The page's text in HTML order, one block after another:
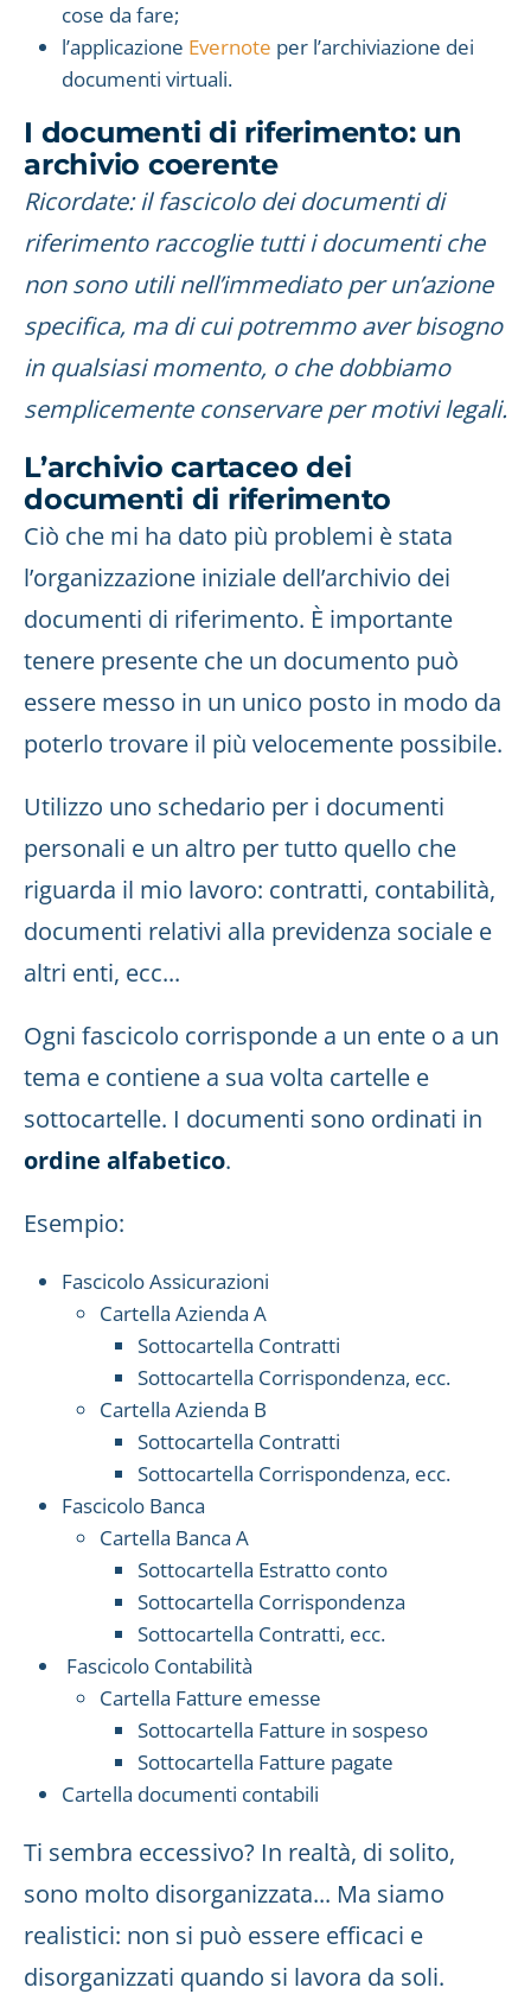
cose da fare;
l’applicazione Evernote per l’archiviazione dei
documenti virtuali.
I documenti di riferimento: un
archivio coerente
Ricordate: il fascicolo dei documenti di
riferimento raccoglie tutti i documenti che
non sono utili nell’immediato per un’azione
specifica, ma di cui potremmo aver bisogno
in qualsiasi momento, o che dobbiamo
semplicemente conservare per motivi legali.
L’archivio cartaceo dei
documenti di riferimento
Ciò che mi ha dato più problemi è stata
l’organizzazione iniziale dell’archivio dei
documenti di riferimento. È importante
tenere presente che un documento può
essere messo in un unico posto in modo da
poterlo trovare il più velocemente possibile.
Utilizzo uno schedario per i documenti
personali e un altro per tutto quello che
riguarda il mio lavoro: contratti, contabilità,
documenti relativi alla previdenza sociale e
altri enti, ecc...
Ogni fascicolo corrisponde a un ente o a un
tema e contiene a sua volta cartelle e
sottocartelle. I documenti sono ordinati in
ordine alfabetico.
Esempio:
Fascicolo Assicurazioni
Cartella Azienda A
Sottocartella Contratti
Sottocartella Corrispondenza, ecc.
Cartella Azienda B
Sottocartella Contratti
Sottocartella Corrispondenza, ecc.
Fascicolo Banca
Cartella Banca A
Sottocartella Estratto conto
Sottocartella Corrispondenza
Sottocartella Contratti, ecc.
Fascicolo Contabilità
Cartella Fatture emesse
Sottocartella Fatture in sospeso
Sottocartella Fatture pagate
Cartella documenti contabili
Ti sembra eccessivo? In realtà, di solito,
sono molto disorganizzata... Ma siamo
realistici: non si può essere efficaci e
disorganizzati quando si lavora da soli.